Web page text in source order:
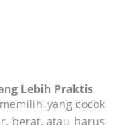
Lebih Praktis
yang cocok
berat, atau harus